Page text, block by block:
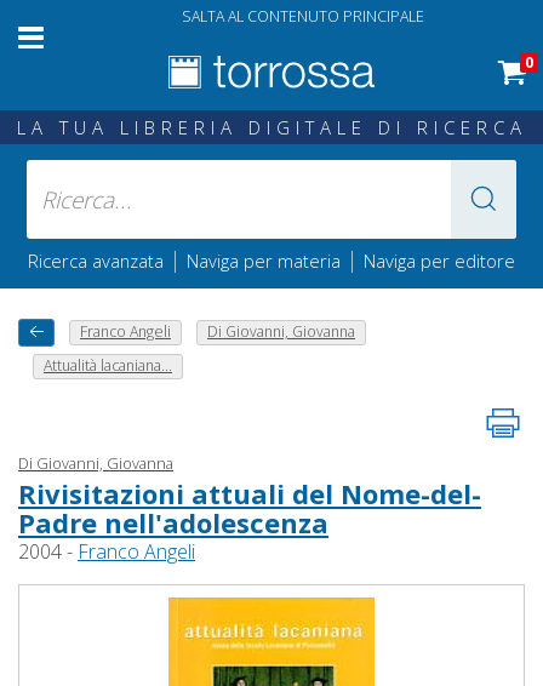
SALTA AL CONTENUTO PRINCIPALE
0
LA TUA LIBRERIA DIGITALE DI RICERCA
Ricerca avanzata | Naviga per materia | Naviga per editore
Franco Angeli
Di Giovanni, Giovanna
Attualità lacaniana...
Di Giovanni, Giovanna
Rivisitazioni attuali del Nome-del-
Padre nell'adolescenza
2004 - Franco Angeli